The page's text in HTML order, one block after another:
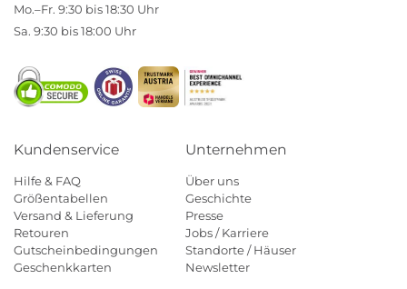
Mo.–Fr. 9:30 bis 18:30 Uhr
Sa. 9:30 bis 18:00 Uhr
Kundenservice
Hilfe & FAQ
Größentabellen
Versand & Lieferung
Retouren
Gutscheinbedingungen
Geschenkkarten
Unternehmen
Über uns
Geschichte
Presse
Jobs / Karriere
Standorte / Häuser
Newsletter